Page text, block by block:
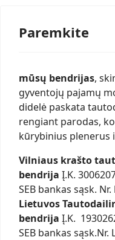
Paremkite
mūsų bendrijas,
gyventojų pajamų
didelė paskata
rengiant parodas,
kūrybinius plenerus
Vilniaus krašto
bendrija Į.K.
SEB bankas sąsk.
Lietuvos
bendrija Į.K.
SEB bankas sąsk.Nr.